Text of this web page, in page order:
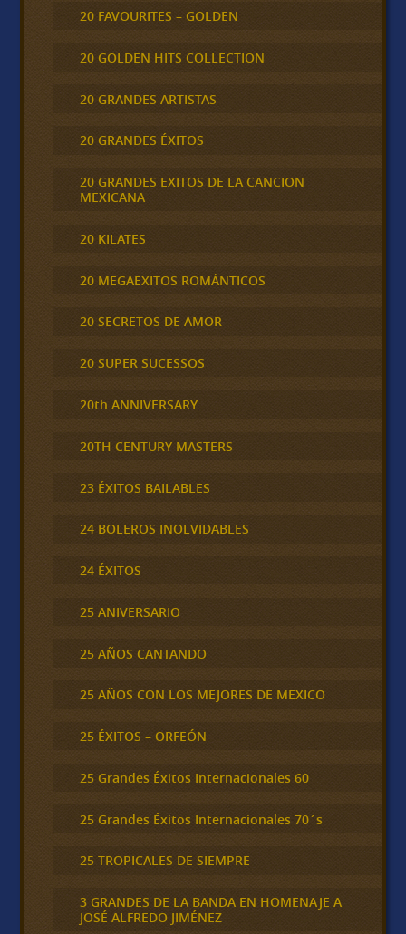
20 FAVOURITES – GOLDEN
20 GOLDEN HITS COLLECTION
20 GRANDES ARTISTAS
20 GRANDES ÉXITOS
20 GRANDES EXITOS DE LA CANCION
MEXICANA
20 KILATES
20 MEGAEXITOS ROMÁNTICOS
20 SECRETOS DE AMOR
20 SUPER SUCESSOS
20th ANNIVERSARY
20TH CENTURY MASTERS
23 ÉXITOS BAILABLES
24 BOLEROS INOLVIDABLES
24 ÉXITOS
25 ANIVERSARIO
25 AÑOS CANTANDO
25 AÑOS CON LOS MEJORES DE MEXICO
25 ÉXITOS – ORFEÓN
25 Grandes Éxitos Internacionales 60
25 Grandes Éxitos Internacionales 70´s
25 TROPICALES DE SIEMPRE
3 GRANDES DE LA BANDA EN HOMENAJE A
JOSÉ ALFREDO JIMÉNEZ